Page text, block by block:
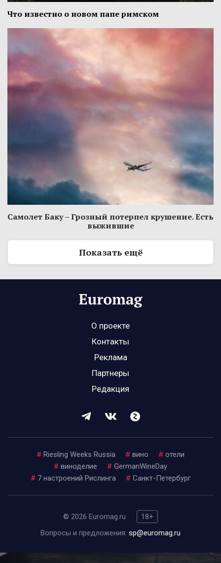
Что известно о новом папе римском
Самолет Баку – Грозный потерпел крушение. Есть
выжившие
Показать ещё
О проекте
Контакты
Реклама
Партнеры
Редакция
# Riesling Weeks Russia # вино # отели
# виноделие # GermanWineDay
# 7 настроений Рислинга # Санкт-Петербург
© 2026 Euromag.ru
18+
Вопросы и предложения: sp@euromag.ru